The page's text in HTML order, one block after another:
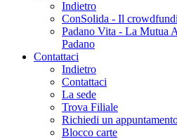
Indietro
ConSolida - Il
Padano Vita - La Mutua
Padano
Contattaci
Indietro
Contattaci
La sede
Trova Filiale
Richiedi un
Blocco carte